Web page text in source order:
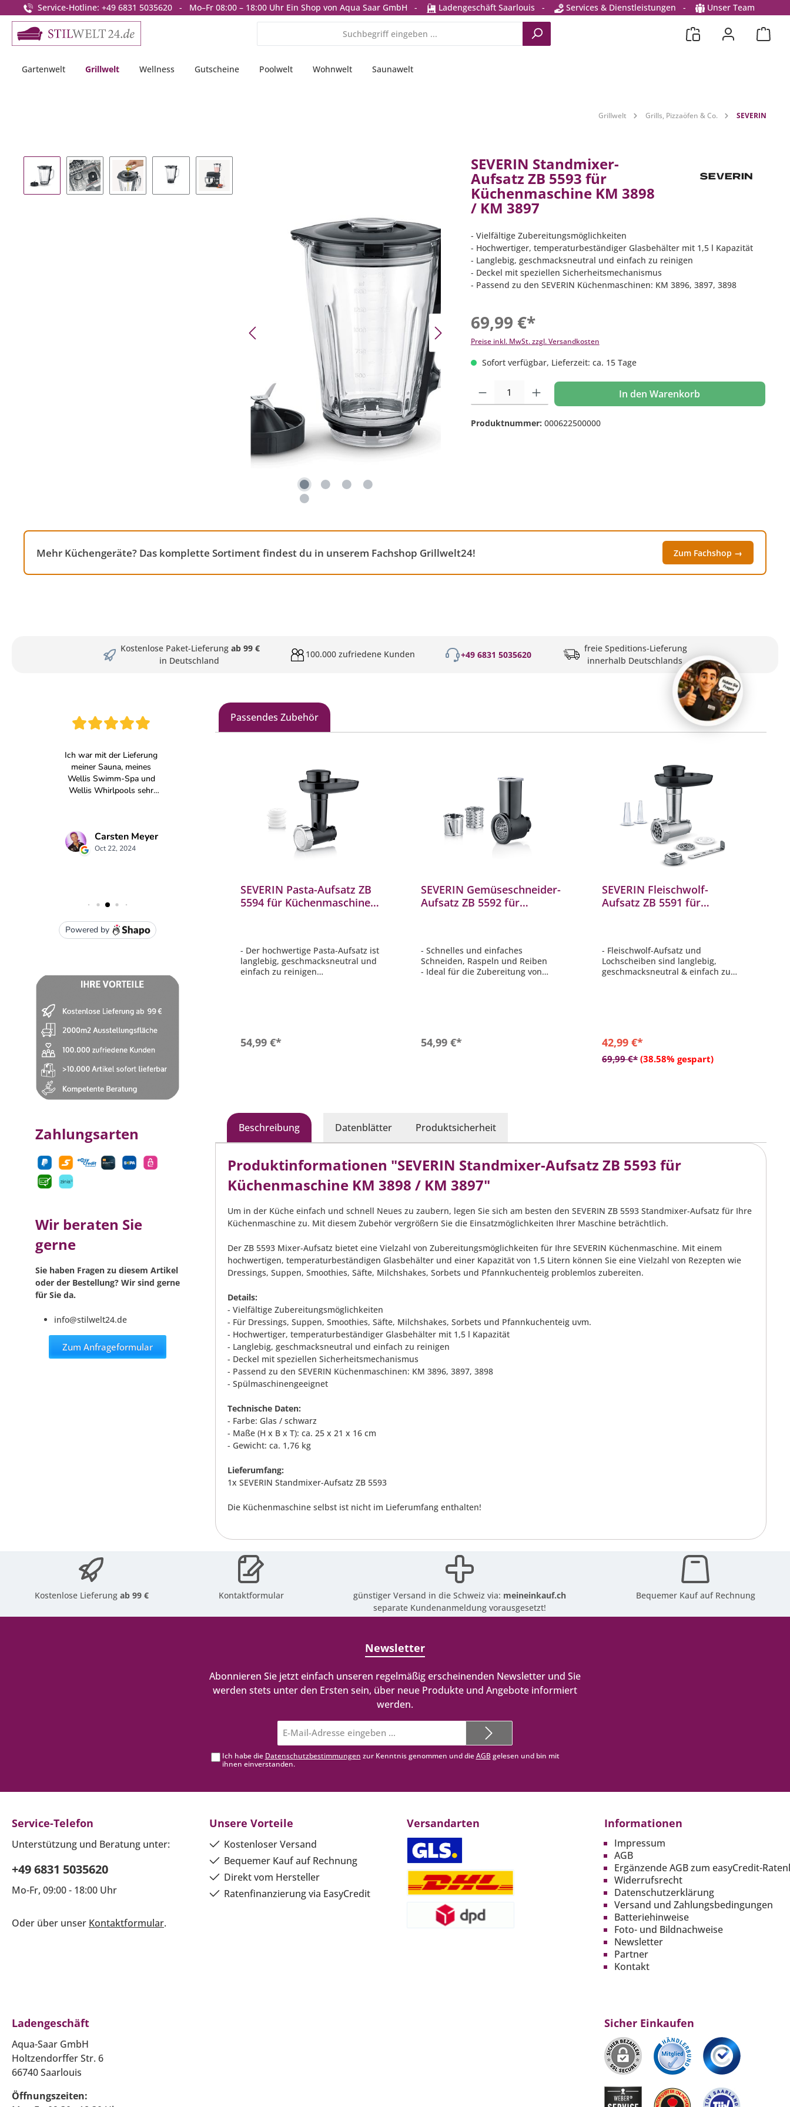
Zur Hauptnavigation springen
Service-Hotline: +49 6831 5035620 - Mo–Fr 08:00 – 18:00 Uhr Ein Shop von Aqua Saar GmbH - Ladengeschäft Saarlouis - Services & Dienstleistungen - Unser Team
Gartenwelt Grillwelt Wellness Gutscheine Poolwelt Wohnwelt Saunawelt
Grillwelt Grills, Pizzaöfen & Co. SEVERIN
Bildergalerie überspringen SEVERIN Standmixer-
Aufsatz ZB 5593 für
Küchenmaschine KM 3898
/ KM 3897
- Vielfältige Zubereitungsmöglichkeiten
- Hochwertiger, temperaturbeständiger Glasbehälter mit 1,5 l Kapazität
- Langlebig, geschmacksneutral und einfach zu reinigen
- Deckel mit speziellen Sicherheitsmechanismus
- Passend zu den SEVERIN Küchenmaschinen: KM 3896, 3897, 3898
69,99 €*
Preise inkl. MwSt. zzgl. Versandkosten
Sofort verfügbar, Lieferzeit: ca. 15 Tage
Produkt Anzahl: Gib den gewünschten Wert ein oder benutze die Schaltflächen um die
In den Warenkorb
Produktnummer: 000622500000
Mehr Küchengeräte? Das komplette Sortiment findest du in unserem Fachshop Grillwelt24! Zum Fachshop →
Kostenlose Paket-Lieferung ab 99 €
in Deutschland
100.000 zufriedene Kunden +49 6831 5035620
freie Speditions-Lieferung
innerhalb Deutschlands
Zahlungsarten
Wir beraten Sie
gerne
Sie haben Fragen zu diesem Artikel
oder der Bestellung? Wir sind gerne
für Sie da.
info@stilwelt24.de
Zum Anfrageformular
Passendes Zubehör
SEVERIN Pasta-Aufsatz ZB
5594 für Küchenmaschine
- Der hochwertige Pasta-Aufsatz ist
langlebig, geschmacksneutral und
einfach zu reinigen
- Passend zu den SEVERIN
54,99 €*In den Warenkorb
SEVERIN Gemüseschneider-
Aufsatz ZB 5592 für
- Schnelles und einfaches
Schneiden, Raspeln und Reiben
- Ideal für die Zubereitung von
- Passend zu den SEVERIN
54,99 €*In den Warenkorb
SEVERIN Fleischwolf-
Aufsatz ZB 5591 für
- Fleischwolf-Aufsatz und
Lochscheiben sind langlebig,
geschmacksneutral & einfach zu
Küchenmaschinen: KM 3896, 3897,
3898
- 100% BPA-frei
42,99 €*
69,99 €* (38.58% gespart)
In den Warenkorb
Beschreibung Datenblätter Produktsicherheit
Produktinformationen "SEVERIN Standmixer-Aufsatz ZB 5593 für
Küchenmaschine KM 3898 / KM 3897"
Um in der Küche einfach und schnell Neues zu zaubern, legen Sie sich am besten den SEVERIN ZB 5593 Standmixer-Aufsatz für Ihre
Küchenmaschine zu. Mit diesem Zubehör vergrößern Sie die Einsatzmöglichkeiten Ihrer Maschine beträchtlich.
Der ZB 5593 Mixer-Aufsatz bietet eine Vielzahl von Zubereitungsmöglichkeiten für Ihre SEVERIN Küchenmaschine. Mit einem
hochwertigen, temperaturbeständigen Glasbehälter und einer Kapazität von 1,5 Litern können Sie eine Vielzahl von Rezepten wie
Dressings, Suppen, Smoothies, Säfte, Milchshakes, Sorbets und Pfannkuchenteig problemlos zubereiten.
Details:
- Vielfältige Zubereitungsmöglichkeiten
- Für Dressings, Suppen, Smoothies, Säfte, Milchshakes, Sorbets und Pfannkuchenteig uvm.
- Hochwertiger, temperaturbeständiger Glasbehälter mit 1,5 l Kapazität
- Langlebig, geschmacksneutral und einfach zu reinigen
- Deckel mit speziellen Sicherheitsmechanismus
- Passend zu den SEVERIN Küchenmaschinen: KM 3896, 3897, 3898
- Spülmaschinengeeignet
Technische Daten:
- Farbe: Glas / schwarz
- Maße (H x B x T): ca. 25 x 21 x 16 cm
- Gewicht: ca. 1,76 kg
Lieferumfang:
1x SEVERIN Standmixer-Aufsatz ZB 5593
Die Küchenmaschine selbst ist nicht im Lieferumfang enthalten!
Kostenlose Lieferungab 99 € Kontaktformular günstiger Versand in die Schweiz via: meineinkauf.ch
separate Kundenanmeldung vorausgesetzt!
Bequemer Kauf auf Rechnung
Newsletter
Abonnieren Sie jetzt einfach unseren regelmäßig erscheinenden Newsletter und Sie
werden stets unter den Ersten sein, über neue Produkte und Angebote informiert
werden.
Mail-
Adresse*
Ich habe die Datenschutzbestimmungen zur Kenntnis genommen und dieAGBgelesen und bin mit
ihnen einverstanden.
Service-Telefon
Unterstützung und Beratung unter:
+49 6831 5035620
Mo-Fr, 09:00 - 18:00 Uhr
Oder über unser Kontaktformular.
Unsere Vorteile
Kostenloser Versand
Bequemer Kauf auf Rechnung
Direkt vom Hersteller
Ratenfinanzierung via EasyCredit
Versandarten Informationen
Impressum
AGB
Ergänzende AGB zum easyCredit-
Widerrufsrecht
Datenschutzerklärung
Versand und Zahlungsbedingungen
Batteriehinweise
Foto- und Bildnachweise
Newsletter
Partner
Kontakt
Ladengeschäft
Aqua-Saar GmbH
Holtzendorffer Str. 6
66740 Saarlouis
Öffnungszeiten:
Sicher Einkaufen